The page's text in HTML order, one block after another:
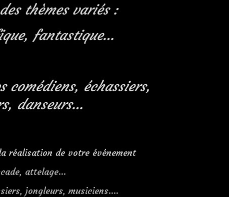
thèmes variés :
fantastique…
comédiens, échassiers,
danseurs…
réalisation de votre événement
attelage…
jongleurs, musiciens….